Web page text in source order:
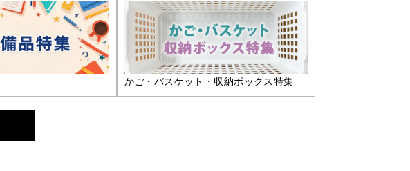
かご・バスケット・収納ボックス特集